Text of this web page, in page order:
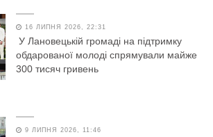
16 ЛИПНЯ 2026, 22:31
У Лановецькій громаді на підтримку
обдарованої молоді спрямували майже
300 тисяч гривень
9 ЛИПНЯ 2026, 11:46